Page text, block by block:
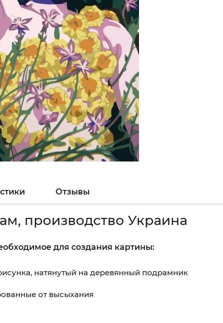
Отзывы
производство Украина
для создания картины:
натянутый на деревянный подрамник
от высыхания